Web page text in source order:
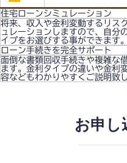
住宅ローンシミュレーション
将来、収入や金利変動するリス
ュレーションしますので、自分
イプをお選びする事ができます。
ローン手続きを完全サポート
面倒な書類回収手続きや複雑な
ます。金利タイプの違いや金利
容などもわかりやすくご説明致し
お申し